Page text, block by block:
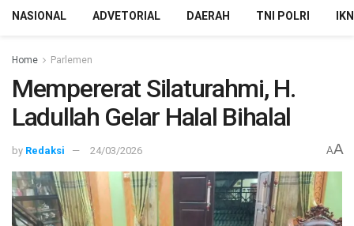
NASIONAL ADVETORIAL DAERAH TNI POLRI IKN
Home Parlemen
Mempererat Silaturahmi, H.
Ladullah Gelar Halal Bihalal
by Redaksi 24/03/2026 AA